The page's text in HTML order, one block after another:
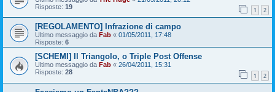
Risposte: 19 1 2
[REGOLAMENTO] Infrazione di campo
Ultimo messaggio da Fab « 01/05/2011, 17:48
Risposte: 6
[SCHEMI] Il Triangolo, o Triple Post Offense
Ultimo messaggio da Fab « 26/04/2011, 15:31
Risposte: 28 1 2